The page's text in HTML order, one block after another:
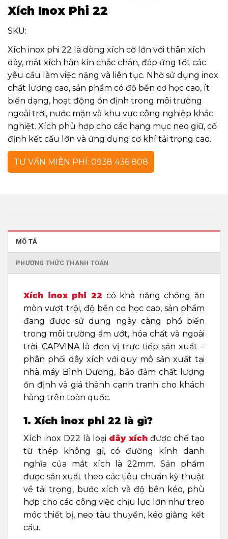
Xích Inox Phi 22
SKU:
Xích inox phi 22 là dòng xích cỡ lớn với thân xích
dày, mắt xích hàn kín chắc chắn, đáp ứng tốt các
yêu cầu làm việc nặng và liên tục. Nhờ sử dụng inox
chất lượng cao, sản phẩm có độ bền cơ học cao, ít
biến dạng, hoạt động ổn định trong môi trường
ngoài trời, nước mặn và khu vực công nghiệp khắc
nghiệt. Xích phù hợp cho các hạng mục neo giữ, cố
định kết cấu lớn và ứng dụng cơ khí tải trọng cao.
TƯ VẤN MIỄN PHÍ: 0938 436 808
MÔ TẢ
PHƯƠNG THỨC THANH TOÁN
Xích inox phi 22 có khả năng chống ăn
mòn vượt trội, độ bền cơ học cao, sản phẩm
đang được sử dụng ngày càng phổ biến
trong môi trường ẩm ướt, hóa chất và ngoài
trời. CAPVINA là đơn vị trực tiếp sản xuất –
phân phối dây xích với quy mô sản xuất tại
nhà máy Bình Dương, bảo đảm chất lượng
ổn định và giá thành cạnh tranh cho khách
hàng trên toàn quốc.
1. Xích inox phi 22 là gì?
Xích inox D22 là loại dây xích được chế tạo
từ thép không gỉ, có đường kính danh
nghĩa của mắt xích là 22mm. Sản phẩm
được sản xuất theo các tiêu chuẩn kỹ thuật
về tải trọng, bước xích và độ bền kéo, phù
hợp cho các công việc chịu lực lớn như treo
móc thiết bị, neo tàu thuyền, kéo giằng kết
cấu.